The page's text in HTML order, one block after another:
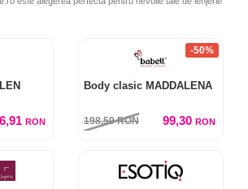
RON
-50%
Body clasic MADDALENA
198,59RON 99,30 RON